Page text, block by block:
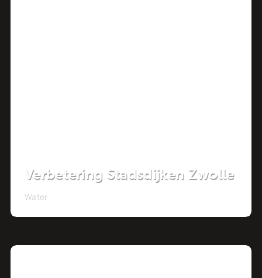
Verbetering Stadsdijken Zwolle
Water